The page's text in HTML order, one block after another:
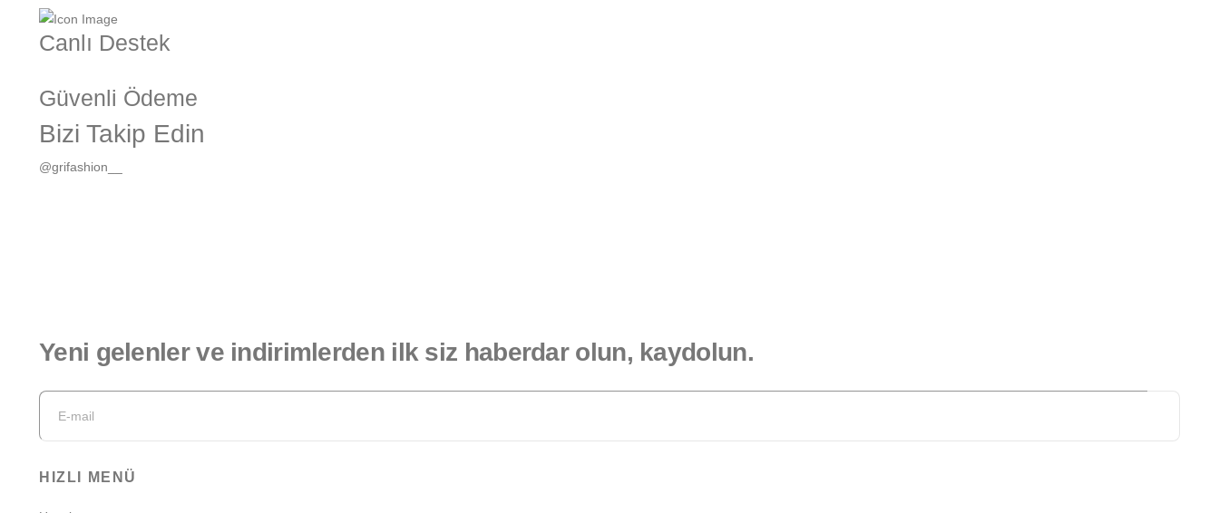
Canlı Destek
Güvenli Ödeme
Bizi Takip Edin
@grifashion__
Yeni gelenler ve indirimlerden ilk siz haberdar olun, kaydolun.
HIZLI MENÜ